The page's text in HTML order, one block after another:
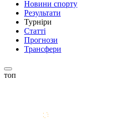
Новини спорту
Результати
Турніри
Статті
Прогнози
Трансфери
топ